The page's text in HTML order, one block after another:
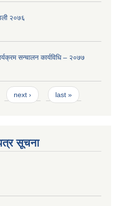
२०७६
सन्चालन कार्यविधि – २०७७
next › last »
सूचना